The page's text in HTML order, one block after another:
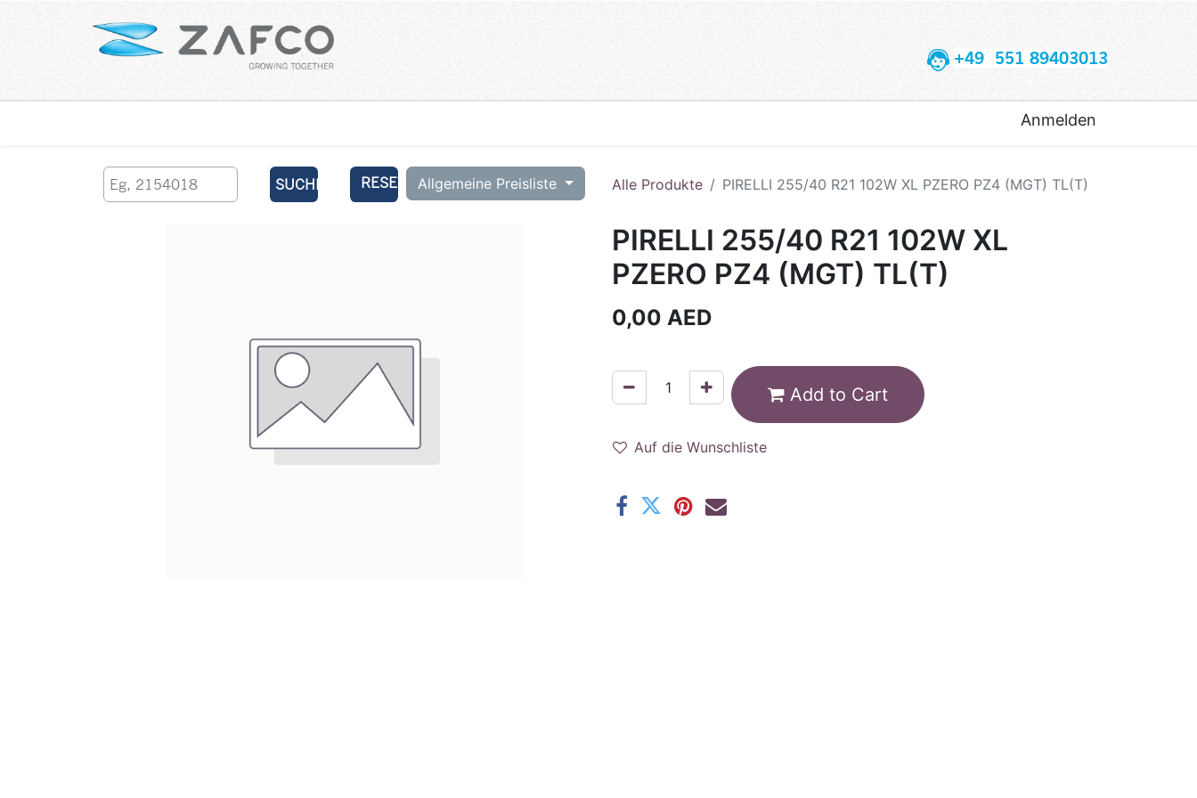
+49 551 89403013
Anmelden
SUCHEN RESET Allgemeine Preisliste Alle Produkte PIRELLI 255/40 R21 102W XL PZERO PZ4 (MGT) TL(T)
PIRELLI 255/40 R21 102W XL
PZERO PZ4 (MGT) TL(T)
0,00 AED
Add to Cart
Auf die Wunschliste